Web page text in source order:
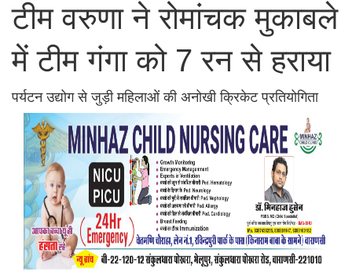
टीम वरुणा ने रोमांचक मुकाबले
में टीम गंगा को 7 रन से हराया
पर्यटन उद्योग से जुड़ी महिलाओं की अनोखी क्रिकेट प्रतियोगिता